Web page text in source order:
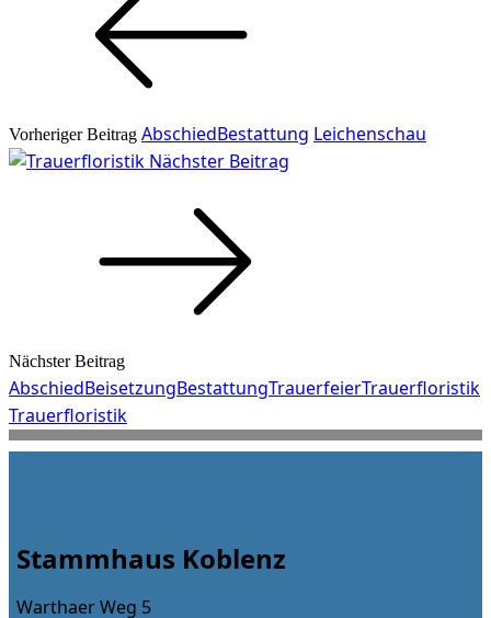
Vorheriger Beitrag AbschiedBestattung Leichenschau
Nächster Beitrag
Nächster Beitrag
AbschiedBeisetzungBestattungTrauerfeierTrauerfloristik
Trauerfloristik
Stammhaus Koblenz
Warthaer Weg 5